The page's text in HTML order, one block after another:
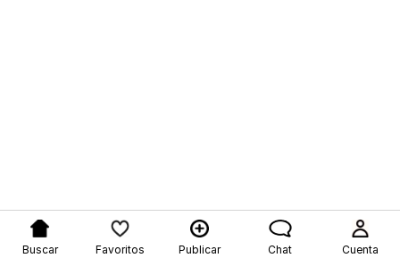
Buscar Favoritos Publicar Chat Cuenta